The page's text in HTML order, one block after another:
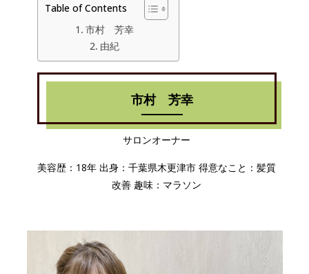
Table of Contents
市村 芳幸
由紀
市村 芳幸
サロンオーナー
美容歴：18年 出身：千葉県木更津市 得意なこと：髪質
改善 趣味：マラソン